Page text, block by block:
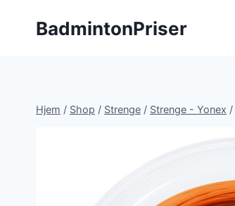
BadmintonPriser
Hjem / Shop / Strenge / Strenge - Yonex /